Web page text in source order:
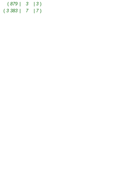
( 879 3 3 )
( 3 383 7 7 )